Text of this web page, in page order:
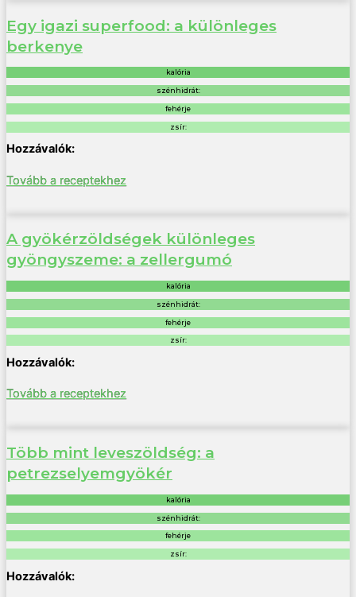
Egy igazi superfood: a különleges
berkenye
kalória
szénhidrát:
fehérje
zsír:
Tovább a receptekhez
A gyökérzöldségek különleges
gyöngyszeme: a zellergumó
kalória
szénhidrát:
fehérje
zsír:
Tovább a receptekhez
Több mint leveszöldség: a
petrezselyemgyökér
kalória
szénhidrát:
fehérje
zsír: